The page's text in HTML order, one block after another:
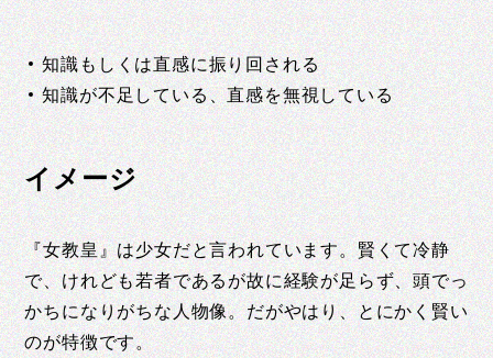
知識もしくは直感に振り回される
知識が不足している、直感を無視している
イメージ
『女教皇』は少女だと言われています。賢くて冷静
で、けれども若者であるが故に経験が足らず、頭でっ
かちになりがちな人物像。だがやはり、とにかく賢い
のが特徴です。